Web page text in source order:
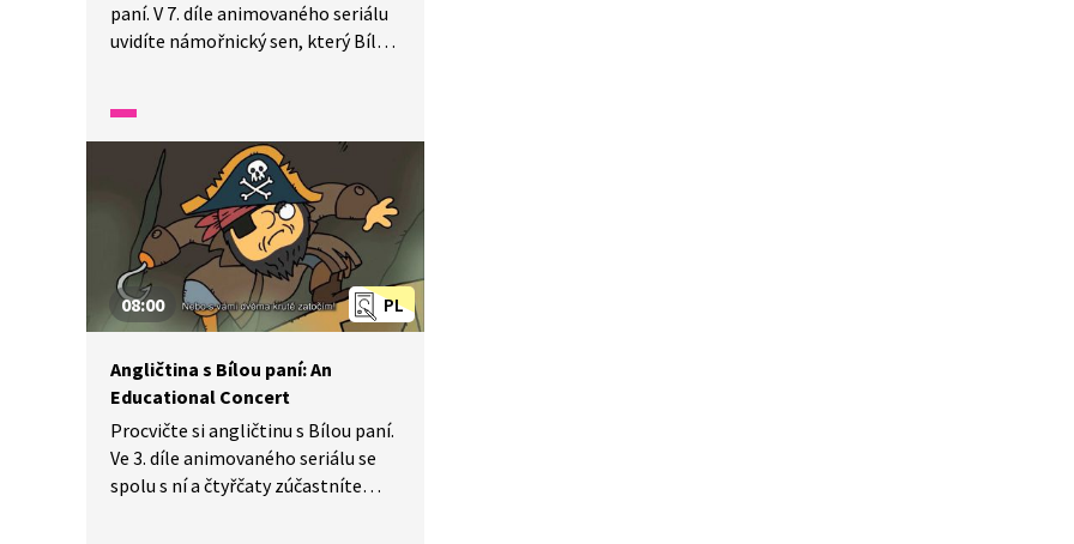
paní. V 7. díle animovaného seriálu
uvidíte námořnický sen, který Bílá
dozvíte se, jak se dostanou z břicha
velryby a jestli tatínek stihne přijet
na Vánoce domů.
PL
08:00
Angličtina s Bílou paní: An
Educational Concert
Procvičte si angličtinu s Bílou paní.
Ve 3. díle animovaného seriálu se
spolu s ní a čtyřčaty zúčastníte